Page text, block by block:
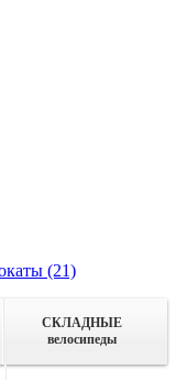
(21)
СКЛАДНЫЕ
велосипеды